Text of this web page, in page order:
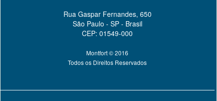
Rua Gaspar Fernandes, 650
São Paulo - SP - Brasil
CEP: 01549-000
Montfort © 2016
Todos os Direitos Reservados